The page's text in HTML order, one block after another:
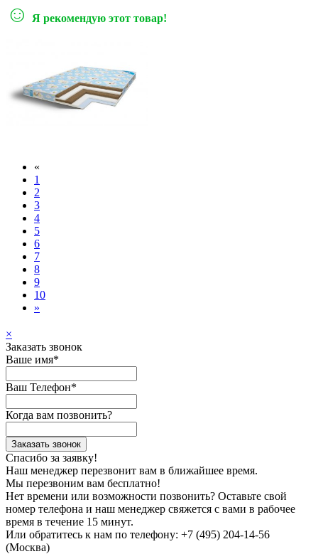
☺ Я рекомендую этот товар!
«
1
2
3
4
5
6
7
8
9
10
»
×
Заказать звонок
Ваше имя*
Ваш Телефон*
Когда вам позвонить?
Заказать звонок
Спасибо за заявку!
Наш менеджер перезвонит вам в ближайшее время.
Мы перезвоним вам бесплатно!
Нет времени или возможности позвонить? Оставьте свой
номер телефона и наш менеджер свяжется с вами в рабочее
время в течение 15 минут.
Или обратитесь к нам по телефону: +7 (495) 204-14-56
(Москва)